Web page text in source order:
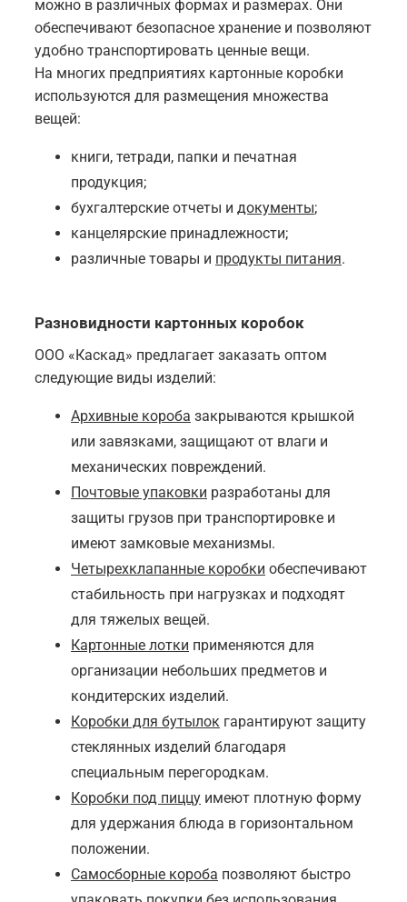
можно в различных формах и размерах. Они
обеспечивают безопасное хранение и позволяют
удобно транспортировать ценные вещи.
На многих предприятиях картонные коробки
используются для размещения множества
вещей:
книги, тетради, папки и печатная
продукция;
бухгалтерские отчеты и документы;
канцелярские принадлежности;
различные товары и продукты питания.
Разновидности картонных коробок
ООО «Каскад» предлагает заказать оптом
следующие виды изделий:
Архивные короба закрываются крышкой
или завязками, защищают от влаги и
механических повреждений.
Почтовые упаковки разработаны для
защиты грузов при транспортировке и
имеют замковые механизмы.
Четырехклапанные коробки обеспечивают
стабильность при нагрузках и подходят
для тяжелых вещей.
Картонные лотки применяются для
организации небольших предметов и
кондитерских изделий.
Коробки для бутылок гарантируют защиту
стеклянных изделий благодаря
специальным перегородкам.
Коробки под пиццу имеют плотную форму
для удержания блюда в горизонтальном
положении.
Самосборные короба позволяют быстро